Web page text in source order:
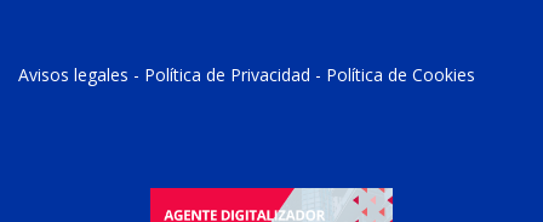
Avisos legales - Política de Privacidad - Política de Cookies